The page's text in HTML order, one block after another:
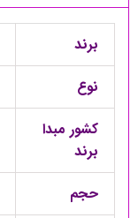
برند
نوع
کشور مبدا
برند
حجم